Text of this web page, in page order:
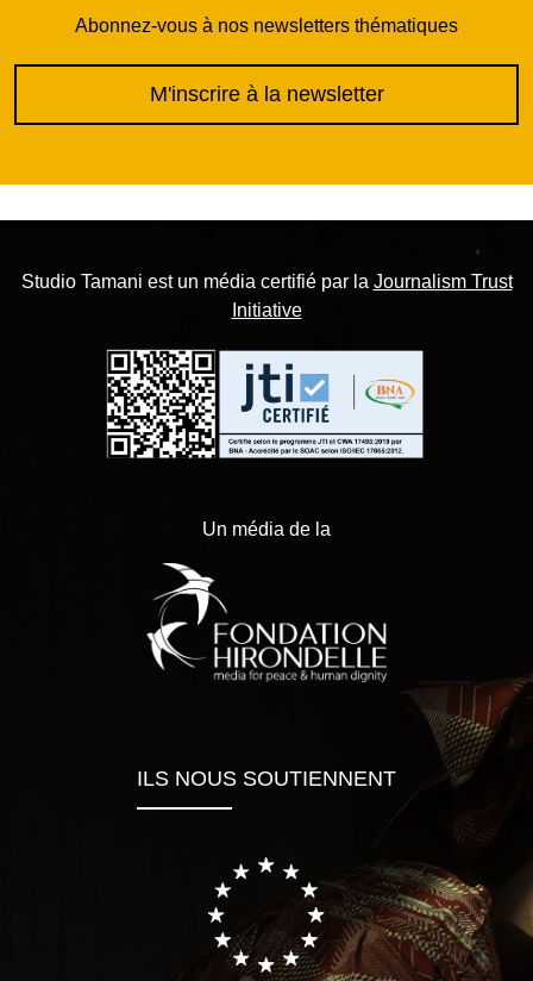
Abonnez-vous à nos newsletters thématiques
M'inscrire à la newsletter
Studio Tamani est un média certifié par la Journalism Trust
Initiative
Un média de la
ILS NOUS SOUTIENNENT